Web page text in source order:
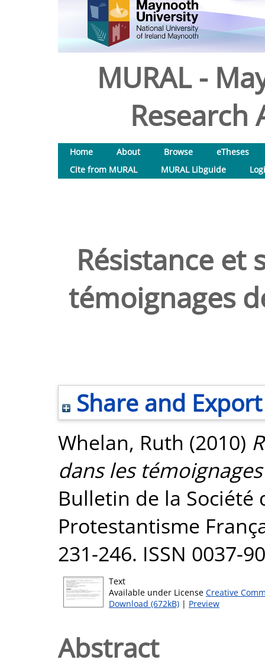
MURAL -
Research
Home About Browse
eTheses
Cite from MURAL
MURAL Libguide
Résistance et
témoignages
Share and Export
Whelan, Ruth (2010)
dans les
Bulletin de la
Protestantisme
231-246. ISSN 0037-
Text
Available under License Creative
Download (672kB) | Preview
Abstract